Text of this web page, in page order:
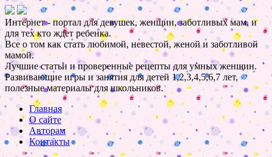
Интернет - портал для девушек, женщин, заботливых мам, и
для тех кто ждет ребенка.
Все о том как стать любимой, невестой, женой и заботливой
мамой.
Лучшие статьи и проверенные рецепты для умных женщин.
Развивающие игры и занятия для детей 1,2,3,4,5,6,7 лет,
полезные материалы для школьников.
Главная
О сайте
Авторам
Контакты